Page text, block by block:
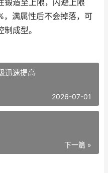
锻造至上限，闪避上限
，满属性后不会掉落，可
成型。
迅速提高
2026-07-01
下一篇 »